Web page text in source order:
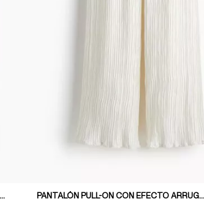
PANTALÓN DE SIRSACA CON CORDÓN DE AJUSTE PANTALÓN PULL-ON CON EFECTO ARRUGADO